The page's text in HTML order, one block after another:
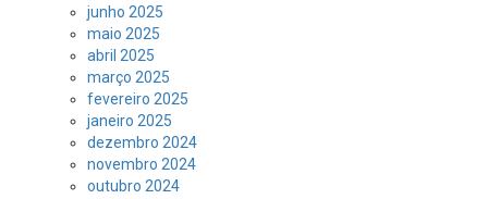
junho 2025
maio 2025
abril 2025
março 2025
fevereiro 2025
janeiro 2025
dezembro 2024
novembro 2024
outubro 2024